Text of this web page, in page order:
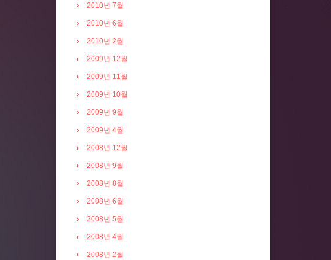
2010년 7월
2010년 6월
2010년 2월
2009년 12월
2009년 11월
2009년 10월
2009년 9월
2009년 4월
2008년 12월
2008년 9월
2008년 8월
2008년 6월
2008년 5월
2008년 4월
2008년 2월